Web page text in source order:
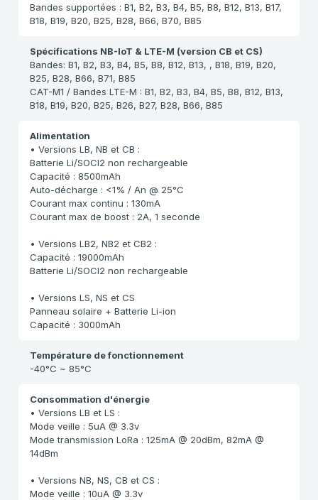
Bandes supportées : B1, B2, B3, B4, B5, B8, B12, B13, B17,
B18, B19, B20, B25, B28, B66, B70, B85
Spécifications NB-IoT & LTE-M (version CB et CS)
Bandes: B1, B2, B3, B4, B5, B8, B12, B13, , B18, B19, B20,
B25, B28, B66, B71, B85
CAT-M1 / Bandes LTE-M : B1, B2, B3, B4, B5, B8, B12, B13,
B18, B19, B20, B25, B26, B27, B28, B66, B85
Alimentation
• Versions LB, NB et CB :
Batterie Li/SOCI2 non rechargeable
Capacité : 8500mAh
Auto-décharge : <1% / An @ 25°C
Courant max continu : 130mA
Courant max de boost : 2A, 1 seconde
• Versions LB2, NB2 et CB2 :
Capacité : 19000mAh
Batterie Li/SOCI2 non rechargeable
• Versions LS, NS et CS
Panneau solaire + Batterie Li-ion
Capacité : 3000mAh
Température de fonctionnement
-40°C ~ 85°C
Consommation d'énergie
• Versions LB et LS :
Mode veille : 5uA @ 3.3v
Mode transmission LoRa : 125mA @ 20dBm, 82mA @
14dBm
• Versions NB, NS, CB et CS :
Mode veille : 10uA @ 3.3v